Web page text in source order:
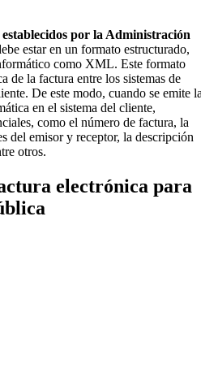
por la Administración
estar en un formato estructurado,
como XML. Este formato
de la factura entre los sistemas de
De este modo, cuando se emite
en el sistema del cliente,
como el número de factura, la
del emisor y receptor, la descripción
otros.
electrónica para